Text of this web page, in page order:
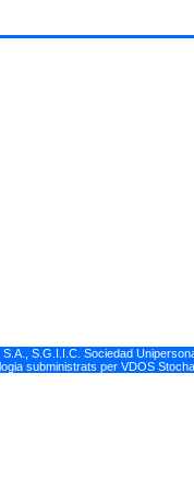
S.G.I.I.C. Sociedad
subministrats per VDOS